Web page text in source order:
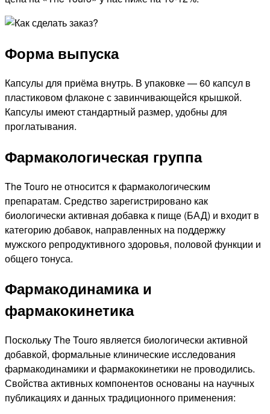
Форма выпуска
Капсулы для приёма внутрь. В упаковке — 60 капсул в
пластиковом флаконе с завинчивающейся крышкой.
Капсулы имеют стандартный размер, удобны для
проглатывания.
Фармакологическая группа
The Touro не относится к фармакологическим
препаратам. Средство зарегистрировано как
биологически активная добавка к пище (БАД) и входит в
категорию добавок, направленных на поддержку
мужского репродуктивного здоровья, половой функции и
общего тонуса.
Фармакодинамика и
фармакокинетика
Поскольку The Touro является биологически активной
добавкой, формальные клинические исследования
фармакодинамики и фармакокинетики не проводились.
Свойства активных компонентов основаны на научных
публикациях и данных традиционного применения: